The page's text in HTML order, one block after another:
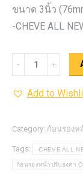
ขนาด 3นิ้ว
-CHEVE ALL
รอง
หน้า
องศา
OPTION
4WD ขนาด
Add to
Category: ก้อนรองห
Tags: -CHEVE ALL
ก้อนรองหน้าปรับองศา